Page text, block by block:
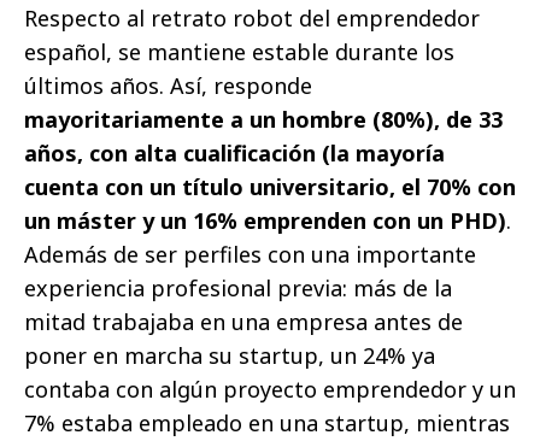
Respecto al retrato robot del emprendedor
español, se mantiene estable durante los
últimos años. Así, responde
mayoritariamente a un hombre (80%), de 33
años, con alta cualificación (la mayoría
cuenta con un título universitario, el 70% con
un máster y un 16% emprenden con un PHD).
Además de ser perfiles con una importante
experiencia profesional previa: más de la
mitad trabajaba en una empresa antes de
poner en marcha su startup, un 24% ya
contaba con algún proyecto emprendedor y un
7% estaba empleado en una startup, mientras